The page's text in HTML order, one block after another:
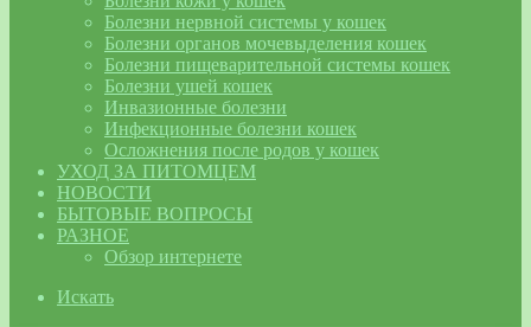
Болезни нервной системы у кошек
Болезни органов мочевыделения кошек
Болезни пищеварительной системы кошек
Болезни ушей кошек
Инвазионные болезни
Инфекционные болезни кошек
Осложнения после родов у кошек
УХОД ЗА ПИТОМЦЕМ
НОВОСТИ
БЫТОВЫЕ ВОПРОСЫ
РАЗНОЕ
Обзор интернете
Искать